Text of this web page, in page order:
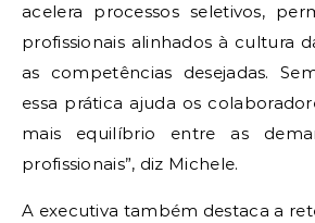
acelera processos seletivos,
profissionais alinhados à cultura
as competências desejadas.
essa prática ajuda os
mais equilíbrio entre as
profissionais”, diz Michele.
A executiva também destaca a